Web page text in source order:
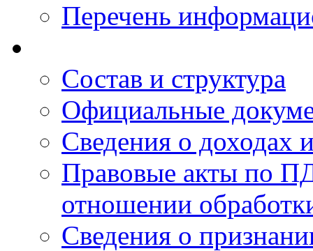
Перечень
Состав и структура
Официальные
Сведения о доходах
Правовые акты по
отношении
Сведения о